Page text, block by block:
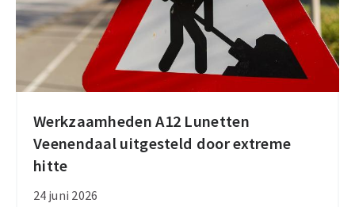
Werkzaamheden A12 Lunetten
Veenendaal uitgesteld door extreme
hitte
24 juni 2026
Werkzaamheden
A12
Lunetten
Veenendaal